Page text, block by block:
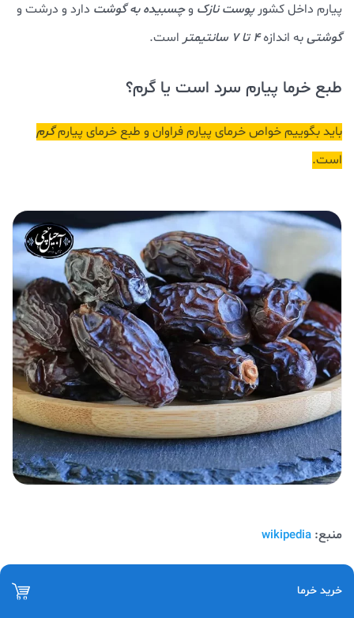
پیارم داخل کشورپوست نازک وچسبیده به گوشت دارد و درشت و
گوشتیبه اندازه4 تا 7 سانتیمتر است.
طبع خرما پیارم سرد است یا گرم؟
باید بگوییم خواص خرمای پیارم فراوان و طبع خرمای پیارمگرم
است.
منبع: wikipedia
خرید خرما